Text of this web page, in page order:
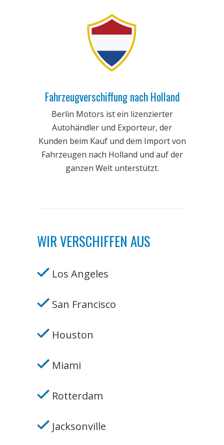
Fahrzeugverschiffung nach Holland
Berlin Motors ist ein lizenzierter
Autohändler und Exporteur, der
Kunden beim Kauf und dem Import von
Fahrzeugen nach Holland und auf der
ganzen Welt unterstützt.
WIR VERSCHIFFEN AUS
Los Angeles
San Francisco
Houston
Miami
Rotterdam
Jacksonville